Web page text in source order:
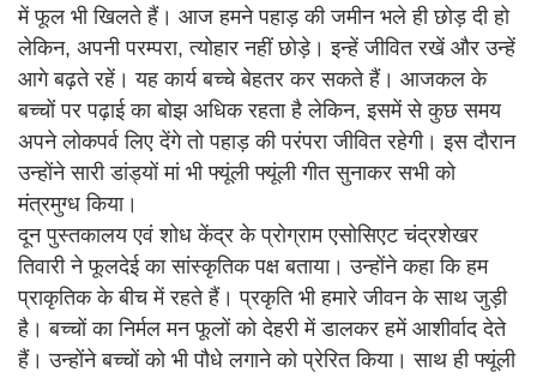
में फूल भी खिलते हैं। आज हमने पहाड़ की जमीन भले ही छोड़ दी हो
लेकिन, अपनी परम्परा, त्योहार नहीं छोड़े। इन्हें जीवित रखें और उन्हें
आगे बढ़ते रहें। यह कार्य बच्चे बेहतर कर सकते हैं। आजकल के
बच्चों पर पढ़ाई का बोझ अधिक रहता है लेकिन, इसमें से कुछ समय
अपने लोकपर्व लिए देंगे तो पहाड़ की परंपरा जीवित रहेगी। इस दौरान
उन्होंने सारी डांड्यों मां भी फ्यूंली फ्यूंली गीत सुनाकर सभी को
मंत्रमुग्ध किया।
दून पुस्तकालय एवं शोध केंद्र के प्रोग्राम एसोसिएट चंद्रशेखर
तिवारी ने फूलदेई का सांस्कृतिक पक्ष बताया। उन्होंने कहा कि हम
प्राकृतिक के बीच में रहते हैं। प्रकृति भी हमारे जीवन के साथ जुड़ी
है। बच्चों का निर्मल मन फूलों को देहरी में डालकर हमें आशीर्वाद देते
हैं। उन्होंने बच्चों को भी पौधे लगाने को प्रेरित किया। साथ ही फ्यूंली